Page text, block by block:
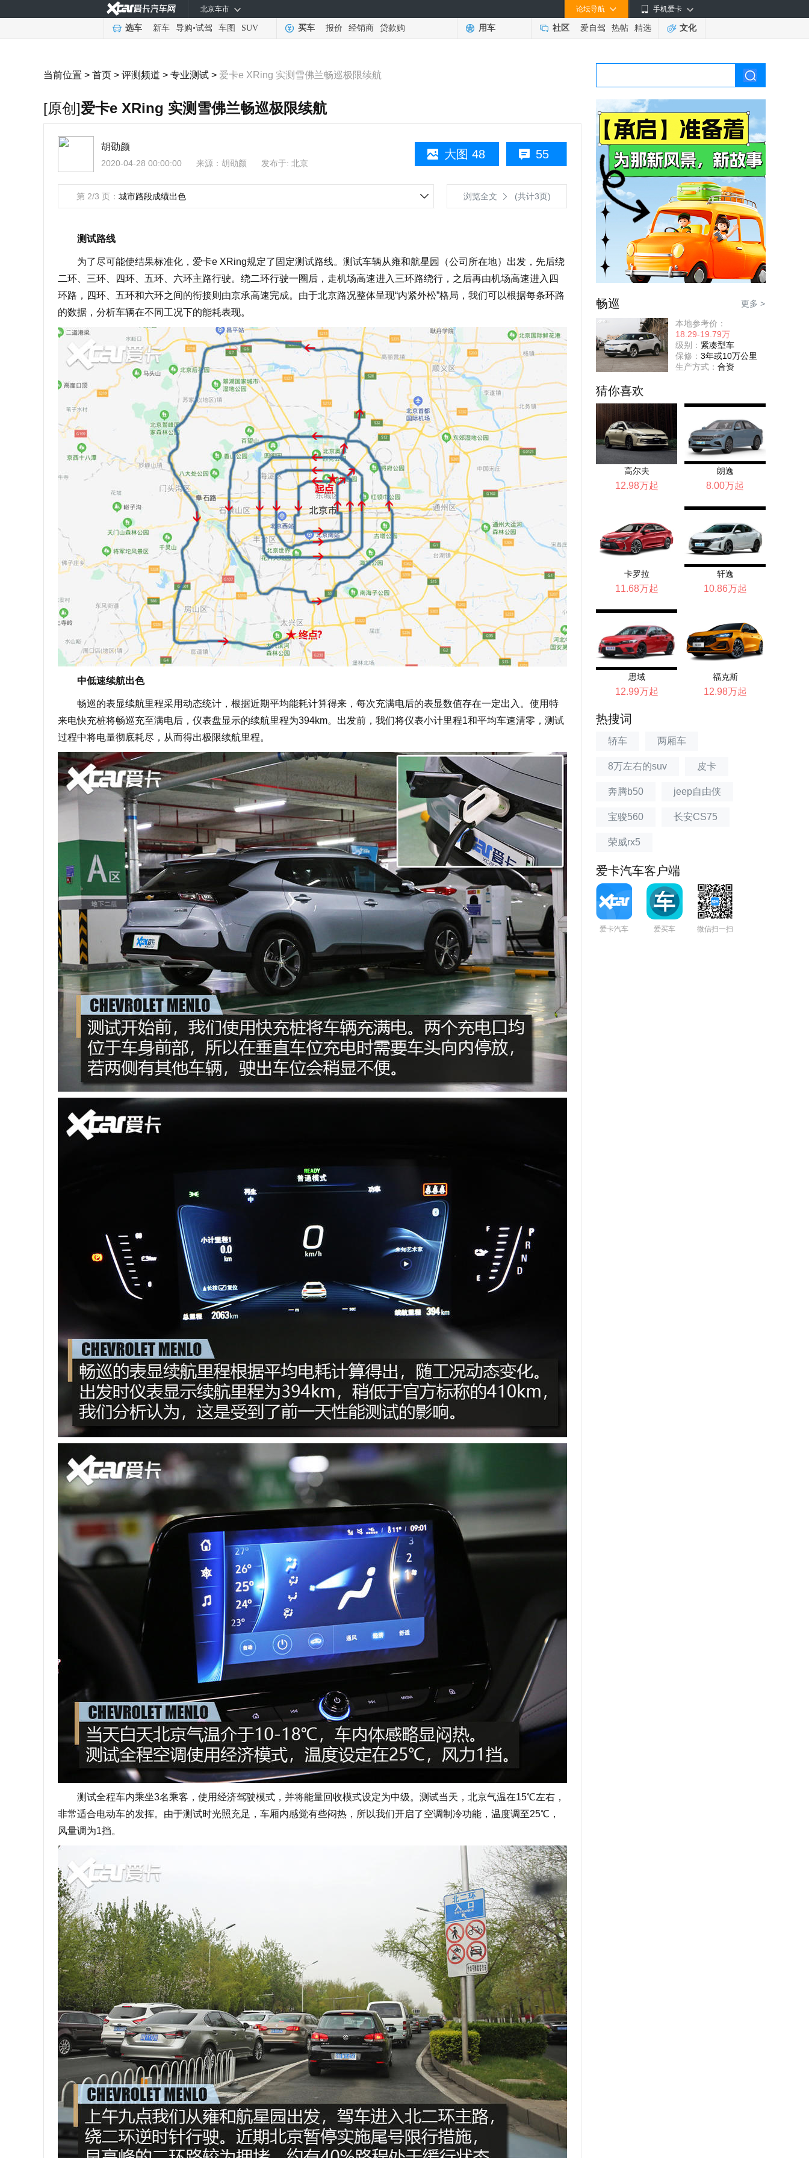
手机爱卡
论坛导航
北京车市
选车 新车 导购•试驾 车图 SUV 买车 报价 经销商 贷款购 用车 社区 爱自驾 热帖 精选 文化
当前位置 > 首页 > 评测频道 > 专业测试 > 爱卡e XRing 实测雪佛兰畅巡极限续航
[原创]爱卡e XRing 实测雪佛兰畅巡极限续航
55
大图 48
胡劭颜
2020-04-28 00:00:00 来源： 胡劭颜 发布于: 北京
第 2/3 页： 城市路段成绩出色 浏览全文 (共计3页)
测试路线
为了尽可能使结果标准化，爱卡e XRing规定了固定测试路线。测试车辆从雍和航星园（公司所在地）出发，先后绕
二环、三环、四环、五环、六环主路行驶。绕二环行驶一圈后，走机场高速进入三环路绕行，之后再由机场高速进入四
环路，四环、五环和六环之间的衔接则由京承高速完成。由于北京路况整体呈现“内紧外松”格局，我们可以根据每条环路
的数据，分析车辆在不同工况下的能耗表现。
中低速续航出色
畅巡的表显续航里程采用动态统计，根据近期平均能耗计算得来，每次充满电后的表显数值存在一定出入。使用特
来电快充桩将畅巡充至满电后，仪表盘显示的续航里程为394km。出发前，我们将仪表小计里程1和平均车速清零，测试
过程中将电量彻底耗尽，从而得出极限续航里程。
测试全程车内乘坐3名乘客，使用经济驾驶模式，并将能量回收模式设定为中级。测试当天，北京气温在15℃左右，
非常适合电动车的发挥。由于测试时光照充足，车厢内感觉有些闷热，所以我们开启了空调制冷功能，温度调至25℃，
风量调为1挡。
畅巡 更多 >
本地参考价：
18.29-19.79万
级别： 紧凑型车
保修： 3年或10万公里
生产方式： 合资
猜你喜欢
高尔夫
12.98万起
朗逸
8.00万起
卡罗拉
11.68万起
轩逸
10.86万起
思域
12.99万起
福克斯
12.98万起
热搜词
轿车 两厢车
8万左右的suv 皮卡
奔腾b50 jeep自由侠
宝骏560 长安CS75
荣威rx5
爱卡汽车客户端
爱卡汽车 爱买车 微信扫一扫